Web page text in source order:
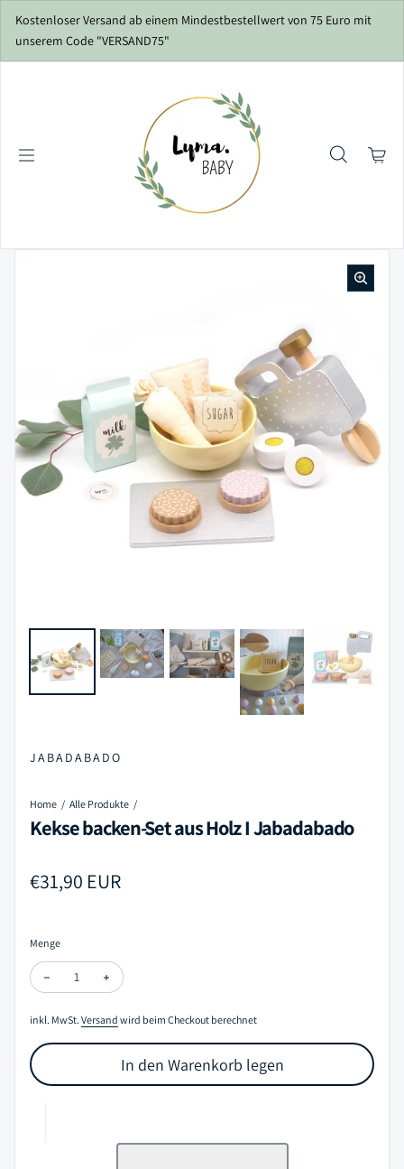
Kostenloser Versand ab einem Mindestbestellwert von 75 Euro mit
unserem Code "VERSAND75"
JABADABADO
Home Alle Produkte
Kekse backen-Set aus Holz I Jabadabado
Regulärer Preis
€31,90 EUR
Menge
Menge verringern für Kekse backen-Set aus Holz I Jabadabado
Menge erhöhen für Kekse backen-Set aus Holz I
inkl. MwSt. Versand wird beim Checkout berechnet
In den Warenkorb legen